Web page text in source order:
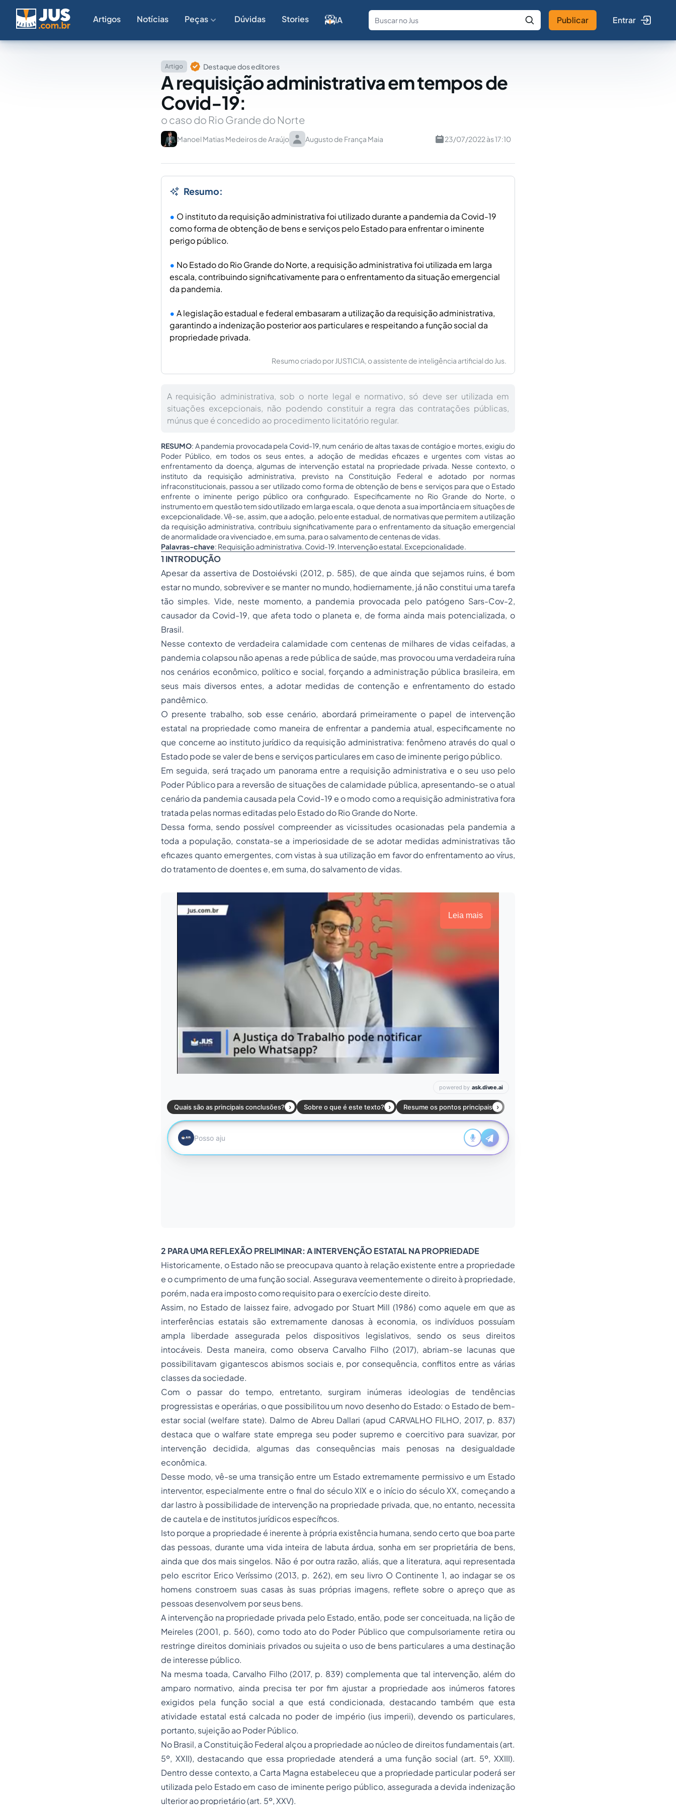
Artigos Notícias Peças Dúvidas Stories IA
Fale com a IA Buscar no Jus
Publicar Entrar
Artigo Destaque dos editores
A requisição administrativa em tempos de
Covid-19:
o caso do Rio Grande do Norte
Manoel Matias Medeiros de Araújo Augusto de França Maia 23/07/2022 às 17:10
Resumo:
O instituto da requisição administrativa foi utilizado durante a pandemia da Covid-19
como forma de obtenção de bens e serviços pelo Estado para enfrentar o iminente
perigo público.
No Estado do Rio Grande do Norte, a requisição administrativa foi utilizada em larga
escala, contribuindo significativamente para o enfrentamento da situação emergencial
da pandemia.
A legislação estadual e federal embasaram a utilização da requisição administrativa,
garantindo a indenização posterior aos particulares e respeitando a função social da
propriedade privada.
Resumo criado por JUSTICIA, o assistente de inteligência artificial do Jus.
A requisição administrativa, sob o norte legal e normativo, só deve ser utilizada em
situações excepcionais, não podendo constituir a regra das contratações públicas,
múnus que é concedido ao procedimento licitatório regular.
RESUMO: A pandemia provocada pela Covid-19, num cenário de altas taxas de contágio e mortes, exigiu do
Poder Público, em todos os seus entes, a adoção de medidas eficazes e urgentes com vistas ao
enfrentamento da doença, algumas de intervenção estatal na propriedade privada. Nesse contexto, o
instituto da requisição administrativa, previsto na Constituição Federal e adotado por normas
infraconstitucionais, passou a ser utilizado como forma de obtenção de bens e serviços para que o Estado
enfrente o iminente perigo público ora configurado. Especificamente no Rio Grande do Norte, o
instrumento em questão tem sido utilizado em larga escala, o que denota a sua importância em situações de
excepcionalidade. Vê-se, assim, que a adoção, pelo ente estadual, de normativas que permitem a utilização
da requisição administrativa, contribuiu significativamente para o enfrentamento da situação emergencial
de anormalidade ora vivenciado e, em suma, para o salvamento de centenas de vidas.
Palavras-chave: Requisição administrativa. Covid-19. Intervenção estatal. Excepcionalidade.
1 INTRODUÇÃO
Apesar da assertiva de Dostoiévski (2012, p. 585), de que ainda que sejamos ruins, é bom
estar no mundo, sobreviver e se manter no mundo, hodiernamente, já não constitui uma tarefa
tão simples. Vide, neste momento, a pandemia provocada pelo patógeno Sars-Cov-2,
causador da Covid-19, que afeta todo o planeta e, de forma ainda mais potencializada, o
Brasil.
Nesse contexto de verdadeira calamidade com centenas de milhares de vidas ceifadas, a
pandemia colapsou não apenas a rede pública de saúde, mas provocou uma verdadeira ruína
nos cenários econômico, político e social, forçando a administração pública brasileira, em
seus mais diversos entes, a adotar medidas de contenção e enfrentamento do estado
pandêmico.
O presente trabalho, sob esse cenário, abordará primeiramente o papel de intervenção
estatal na propriedade como maneira de enfrentar a pandemia atual, especificamente no
que concerne ao instituto jurídico da requisição administrativa: fenômeno através do qual o
Estado pode se valer de bens e serviços particulares em caso de iminente perigo público.
Em seguida, será traçado um panorama entre a requisição administrativa e o seu uso pelo
Poder Público para a reversão de situações de calamidade pública, apresentando-se o atual
cenário da pandemia causada pela Covid-19 e o modo como a requisição administrativa fora
tratada pelas normas editadas pelo Estado do Rio Grande do Norte.
Dessa forma, sendo possível compreender as vicissitudes ocasionadas pela pandemia a
toda a população, constata-se a imperiosidade de se adotar medidas administrativas tão
eficazes quanto emergentes, com vistas à sua utilização em favor do enfrentamento ao vírus,
do tratamento de doentes e, em suma, do salvamento de vidas.
Leia mais
2 PARA UMA REFLEXÃO PRELIMINAR: A INTERVENÇÃO ESTATAL NA PROPRIEDADE
Historicamente, o Estado não se preocupava quanto à relação existente entre a propriedade
e o cumprimento de uma função social. Assegurava veementemente o direito à propriedade,
porém, nada era imposto como requisito para o exercício deste direito.
Assim, no Estado de laissez faire, advogado por Stuart Mill (1986) como aquele em que as
interferências estatais são extremamente danosas à economia, os indivíduos possuíam
ampla liberdade assegurada pelos dispositivos legislativos, sendo os seus direitos
intocáveis. Desta maneira, como observa Carvalho Filho (2017), abriam-se lacunas que
possibilitavam gigantescos abismos sociais e, por consequência, conflitos entre as várias
classes da sociedade.
Com o passar do tempo, entretanto, surgiram inúmeras ideologias de tendências
progressistas e operárias, o que possibilitou um novo desenho do Estado: o Estado de bem-
estar social (welfare state). Dalmo de Abreu Dallari (apud CARVALHO FILHO, 2017, p. 837)
destaca que owalfare state emprega seu poder supremo e coercitivo para suavizar, por
intervenção decidida, algumas das consequências mais penosas na desigualdade
econômica.
Desse modo, vê-se uma transição entre um Estado extremamente permissivo e um Estado
interventor, especialmente entre o final do século XIX e o início do século XX, começando a
dar lastro à possibilidade de intervenção na propriedade privada, que, no entanto, necessita
de cautela e de institutos jurídicos específicos.
Isto porque a propriedade é inerente à própria existência humana, sendo certo que boa parte
das pessoas, durante uma vida inteira de labuta árdua, sonha em ser proprietária de bens,
ainda que dos mais singelos. Não é por outra razão, aliás, que a literatura, aqui representada
pelo escritor Erico Veríssimo (2013, p. 262), em seu livro O Continente 1, ao indagar se os
homens constroem suas casas às suas próprias imagens, reflete sobre o apreço que as
pessoas desenvolvem por seus bens.
A intervenção na propriedade privada pelo Estado, então, pode ser conceituada, na lição de
Meireles (2001, p. 560), como todo ato do Poder Público que compulsoriamente retira ou
restringe direitos dominiais privados ou sujeita o uso de bens particulares a uma destinação
de interesse público.
Na mesma toada, Carvalho Filho (2017, p. 839) complementa que tal intervenção, além do
amparo normativo, ainda precisa ter por fim ajustar a propriedade aos inúmeros fatores
exigidos pela função social a que está condicionada, destacando também que esta
atividade estatal está calcada no poder de império (ius imperii), devendo os particulares,
portanto, sujeição ao Poder Público.
No Brasil, a Constituição Federal alçou a propriedade ao núcleo de direitos fundamentais (art.
5º, XXII), destacando que essa propriedade atenderá a uma função social (art. 5º, XXIII).
Dentro desse contexto, a Carta Magna estabeleceu que a propriedade particular poderá ser
utilizada pelo Estado em caso de iminente perigo público, assegurada a devida indenização
ulterior ao proprietário (art. 5º, XXV).